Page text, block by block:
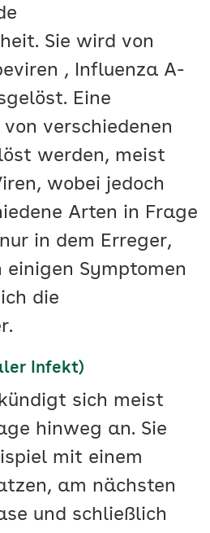
Sie wird von
, Influenza A-
Eine
verschiedenen
werden, meist
wobei jedoch
Arten in Frage
in dem Erreger,
einigen Symptomen
die
Infekt)
sich meist
hinweg an. Sie
mit einem
am nächsten
und schließlich